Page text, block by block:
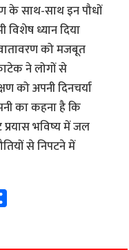
के साथ-साथ इन पौधों
ध्यान दिया
को मजबूत
ने लोगों से
को अपनी दिनचर्या
का कहना है कि
भविष्य में जल
से निपटने में